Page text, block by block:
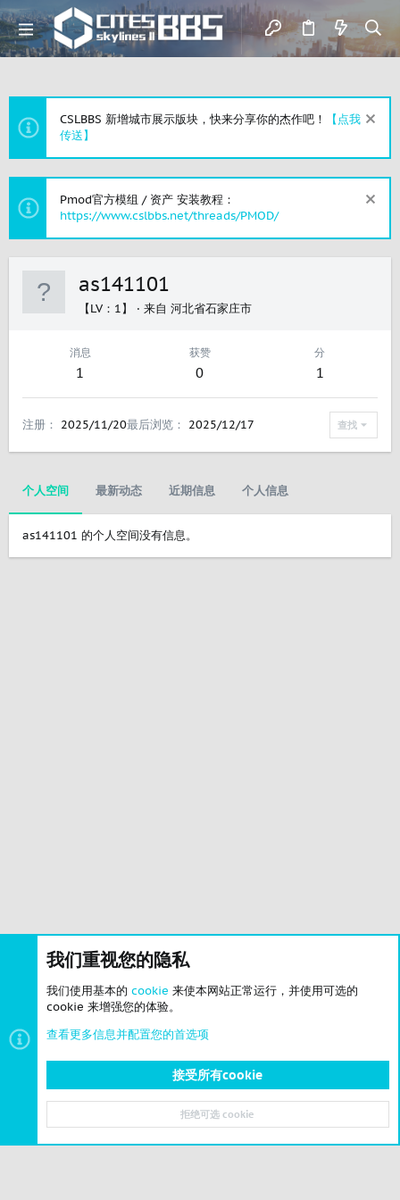
CSLBBS 新增城市展示版块，快来分享你的杰作吧！
【点我
传送】
Pmod官方模组 / 资产 安装教程：
https://www.cslbbs.net/threads/PMOD/
as141101
【LV：1】 · 来自 河北省石家庄市
消息
1
获赞
0
分
1
注册 2025/11/20最后浏览 2025/12/17 查找
个人空间 最新动态 近期信息 个人信息
as141101 的个人空间没有信息。
顶部 底部
我们重视您的隐私
我们使用基本的 cookie 来使本网站正常运行，并使用可选的
cookie 来增强您的体验。
查看更多信息并配置您的首选项
接受所有cookie
拒绝可选 cookie